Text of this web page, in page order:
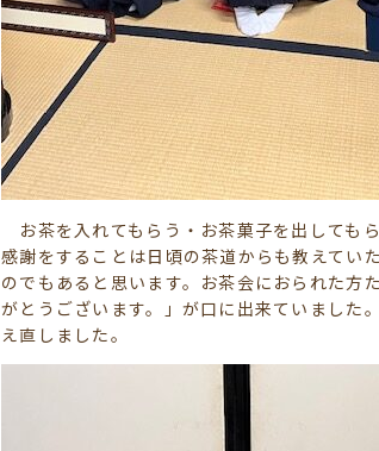
お茶を入れてもらう・お茶菓子を出しても
感謝をすることは日頃の茶道からも教えてい
のでもあると思います。お茶会におられた方
がとうございます。」が口に出来ていました
え直しました。